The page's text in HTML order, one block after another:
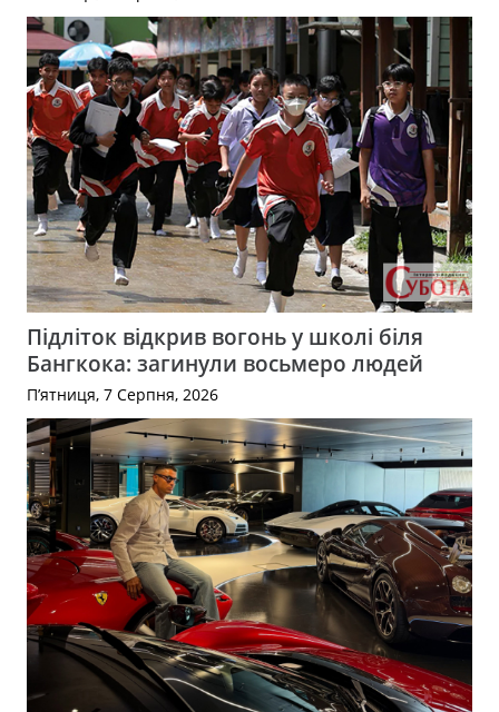
Підліток відкрив вогонь у школі біля
Бангкока: загинули восьмеро людей
П’ятниця, 7 Серпня, 2026